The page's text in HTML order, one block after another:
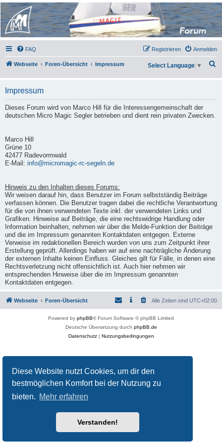
Diese Website nutzt Cookies, um dir den
bestmöglichen Komfort bei der Nutzung zu
bieten. Mehr erfahren
Verstanden!
Micro Magic Forum
Deutschland
FAQ Anmelden
Registrieren
Webseite Foren-Übersicht Impressum
h
Select Language ▼
Impressum
Dieses Forum wird von Marco Hill für die Interessengemeinschaft der
deutschen Micro Magic Segler betrieben und dient rein privaten Zwecken.
Marco Hill
Grüne 10
42477 Radevormwald
E-Mail: info@micromagic-rc-segeln.de
Hinweis zu den Inhalten dieses Forums:
Wir weisen darauf hin, dass Benutzer im Forum selbstständig Beiträge
verfassen können. Die Benutzer tragen dabei die rechtliche Verantwortung
für die von ihnen verwendeten Texte inkl. der verwendeten Links und
Grafiken. Hinweise auf Beiträge, die eine rechtswidrige Handlung oder
Information beinhalten, nehmen wir über die Melde-Funktion der Beiträge
und die im Impressum genannten Kontaktdaten entgegen. Externe
Verweise im redaktionellen Bereich wurden von uns zum Zeitpunkt ihrer
Erstellung geprüft. Allerdings haben wir auf eine nachträgliche Änderung
der externen Inhalte keinen Einfluss. Gleiches gilt für Fälle, in denen eine
Rechtsverletzung nicht offensichtlich ist. Auch hier nehmen wir
entsprechenden Hinweise über die im Impressum genannten
Kontaktdaten entgegen.
Webseite Foren-Übersicht Alle Zeiten sind UTC+02:00
Powered by phpBB® Forum Software © phpBB Limited
Deutsche Übersetzung durch phpBB.de
Datenschutz| Nutzungsbedingungen